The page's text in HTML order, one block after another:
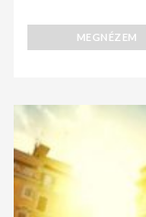
MEGNÉZEM